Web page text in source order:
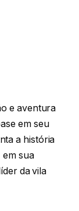
e aventura
em seu
a história
sua
da vila